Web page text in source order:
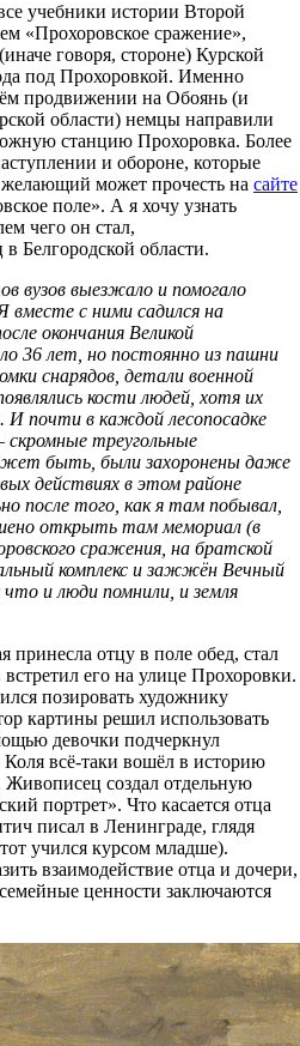
учебники истории Второй
«Прохоровское сражение»,
говоря, стороне) Курской
под Прохоровкой. Именно
продвижении на Обоянь (и
области) немцы направили
станцию Прохоровка. Более
и обороне, которые
может прочесть на сайте
поле». А я хочу узнать
чего он стал,
Белгородской области.
вузов выезжало и помогало
с ними садился на
окончания Великой
36 лет, но постоянно из пашни
снарядов, детали военной
кости людей, хотя их
И почти в каждой лесопосадке
треугольные
быть, были захоронены даже
действиях в этом районе
после того, как я там побывал,
открыть там мемориал (в
сражения, на братской
комплекс и зажжён Вечный
что и люди помнили, и земля
принесла отцу в поле обед, стал
его на улице Прохоровки.
позировать художнику
картины решил использовать
девочки подчеркнул
всё-таки вошёл в историю
Живописец создал отдельную
портрет». Что касается отца
писал в Ленинграде, глядя
учился курсом младше).
взаимодействие отца и дочери,
ценности заключаются